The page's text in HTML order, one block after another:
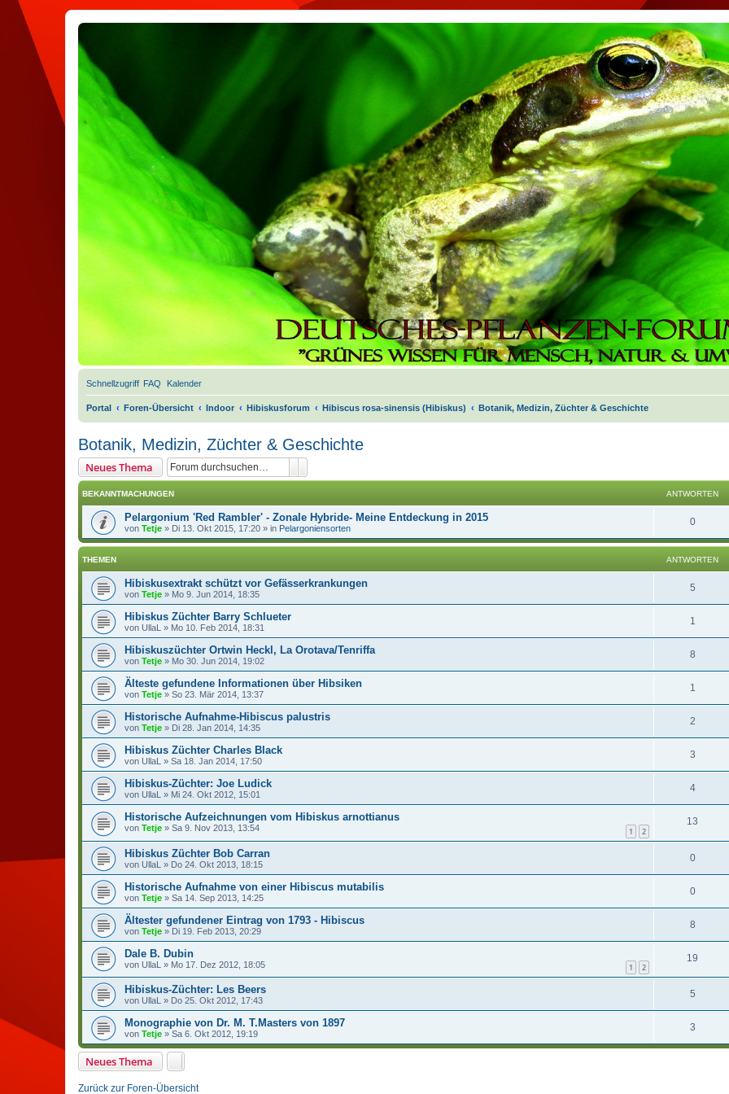
Schnellzugriff FAQ Kalender
Portal Foren-Übersicht Indoor Hibiskusforum Hibiscus rosa-sinensis (Hibiskus) Botanik, Medizin, Züchter & Geschichte
Botanik, Medizin, Züchter & Geschichte
Neues Thema
BEKANNTMACHUNGEN ANTWORTEN
Pelargonium 'Red Rambler' - Zonale Hybride- Meine Entdeckung in 2015
von Tetje » Di 13. Okt 2015, 17:20 » in Pelargoniensorten
0
THEMEN ANTWORTEN
Hibiskusextrakt schützt vor Gefässerkrankungen
von Tetje » Mo 9. Jun 2014, 18:35
5
Hibiskus Züchter Barry Schlueter
von UllaL » Mo 10. Feb 2014, 18:31
1
Hibiskuszüchter Ortwin Heckl, La Orotava/Tenriffa
von Tetje » Mo 30. Jun 2014, 19:02
8
Älteste gefundene Informationen über Hibsiken
von Tetje » So 23. Mär 2014, 13:37
1
Historische Aufnahme-Hibiscus palustris
von Tetje » Di 28. Jan 2014, 14:35
2
Hibiskus Züchter Charles Black
von UllaL » Sa 18. Jan 2014, 17:50
3
Hibiskus-Züchter: Joe Ludick
von UllaL » Mi 24. Okt 2012, 15:01
4
Historische Aufzeichnungen vom Hibiskus arnottianus
von Tetje » Sa 9. Nov 2013, 13:54 1 2
13
Hibiskus Züchter Bob Carran
von UllaL » Do 24. Okt 2013, 18:15
0
Historische Aufnahme von einer Hibiscus mutabilis
von Tetje » Sa 14. Sep 2013, 14:25
0
Ältester gefundener Eintrag von 1793 - Hibiscus
von Tetje » Di 19. Feb 2013, 20:29
8
Dale B. Dubin
von UllaL » Mo 17. Dez 2012, 18:05 1 2
19
Hibiskus-Züchter: Les Beers
von UllaL » Do 25. Okt 2012, 17:43
5
Monographie von Dr. M. T.Masters von 1897
von Tetje » Sa 6. Okt 2012, 19:19
3
Neues Thema
Zurück zur Foren-Übersicht